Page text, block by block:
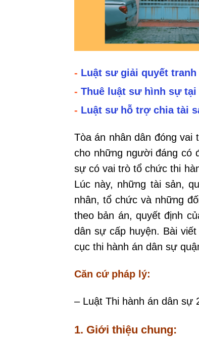
- Luật sư giải quyết tranh
- Thuê luật sư hình sự tại
- Luật sư hỗ trợ chia tài
Tòa án nhân dân đóng
cho những người đáng có
sự có vai trò tổ chức thi
Lúc này, những tài sản,
nhân, tổ chức và những
theo bản án, quyết định
dân sự cấp huyện. Bài
cục thi hành án dân sự
Căn cứ pháp lý:
– Luật Thi hành án dân sự
1. Giới thiệu chung: